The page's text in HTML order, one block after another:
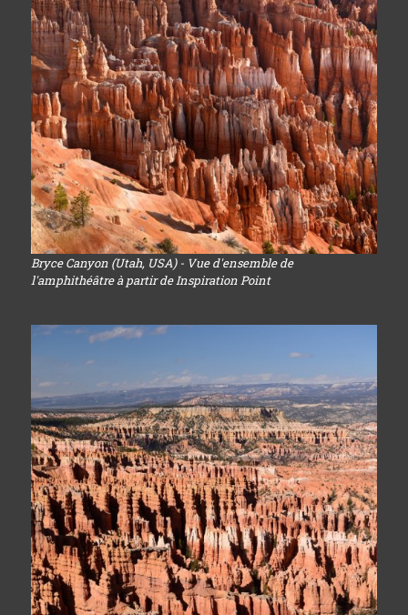
Bryce Canyon (Utah, USA) - Vue d'ensemble de
l'amphithéâtre à partir de Inspiration Point